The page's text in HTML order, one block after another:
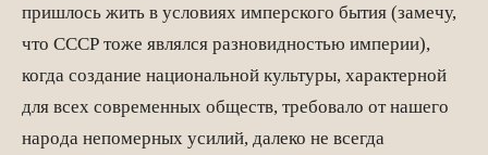
пришлось жить в условиях имперского бытия (замечу,
что СССР тоже являлся разновидностью империи),
когда создание национальной культуры, характерной
для всех современных обществ, требовало от нашего
народа непомерных усилий, далеко не всегда